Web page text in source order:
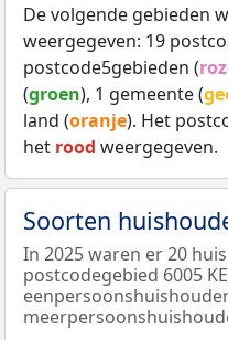
De volgende gebieden
weergegeven: 19
postcode5gebieden (
(groen), 1 gemeente (
land (oranje). Het
het rood weergegeven.
Soorten
In 2025 waren er 20
postcodegebied 6005